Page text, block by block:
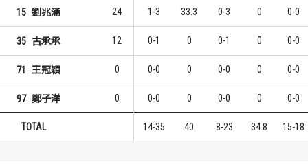
15 劉兆涌 24 1-3 33.3 0-3 0 0-0
35 古承承 12 0-1 0 0-1 0 0-0
71 王冠穎 0 0-0 0 0-0 0 0-0
97 鄭子洋 0 0-0 0 0-0 0 0-0
TOTAL 14-35 40 8-23 34.8 15-18